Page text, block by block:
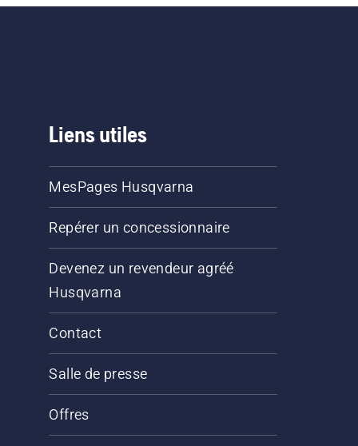
Liens utiles
MesPages Husqvarna
Repérer un concessionnaire
Devenez un revendeur agréé
Husqvarna
Contact
Salle de presse
Offres